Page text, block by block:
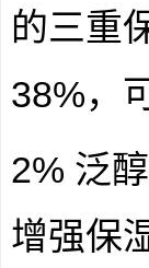
的三重
38%，
2% 泛
增强保